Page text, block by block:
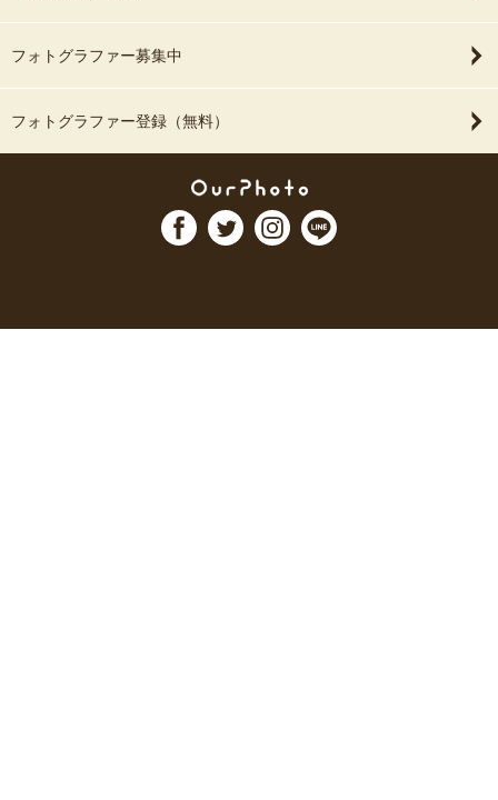
フォトグラファー募集中
フォトグラファー登録（無料）